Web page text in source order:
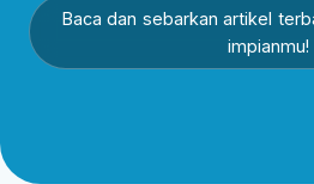
Baca dan sebarkan artikel
impianmu!